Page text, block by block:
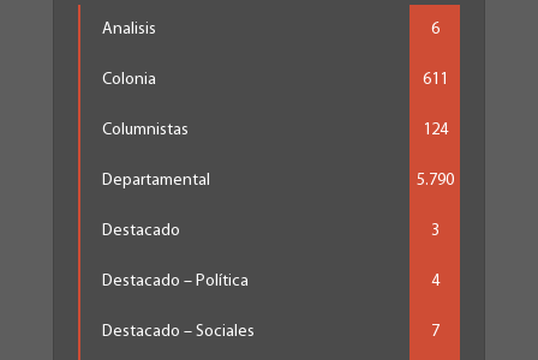
Analisis 6
Colonia 611
Columnistas 124
Departamental 5.790
Destacado 3
Destacado – Política 4
Destacado – Sociales 7